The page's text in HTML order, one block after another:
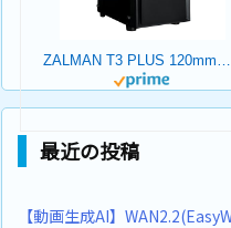
最近の投稿
【動画生成AI】